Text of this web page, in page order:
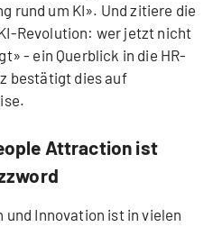
rund um KI». Und zitiere die
Revolution: wer jetzt nicht
- ein Querblick in die HR-
bestätigt dies auf
Attraction ist
Innovation ist in vielen